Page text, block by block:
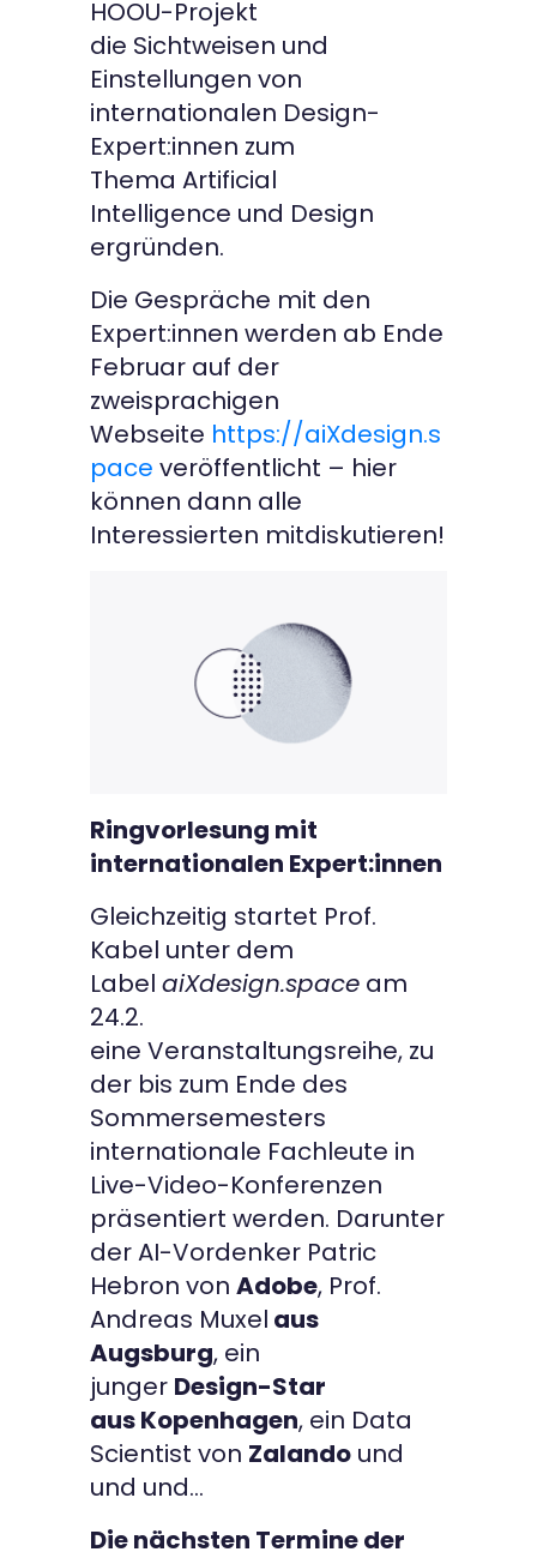
HOOU-Projekt
die Sichtweisen und
Einstellungen von
internationalen Design-
Expert:innen zum
Thema Artificial
Intelligence und Design
ergründen.
Die Gespräche mit den
Expert:innen werden ab Ende
Februar auf der
zweisprachigen
Webseite https://aiXdesign.s
pace veröffentlicht – hier
können dann alle
Interessierten mitdiskutieren!
Ringvorlesung mit
internationalen Expert:innen
Gleichzeitig startet Prof.
Kabel unter dem
Label aiXdesign.space am
24.2.
eine Veranstaltungsreihe, zu
der bis zum Ende des
Sommersemesters
internationale Fachleute in
Live-Video-Konferenzen
präsentiert werden. Darunter
der AI-Vordenker Patric
Hebron von Adobe, Prof.
Andreas Muxel aus
Augsburg, ein
junger Design-Star
aus Kopenhagen, ein Data
Scientist von Zalando und
und und…
Die nächsten Termine der